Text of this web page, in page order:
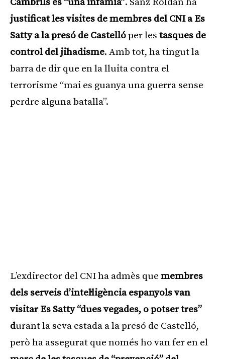
justificat les visites de membres del CNI a Es
Satty a la presó de Castellóper les tasques de
control del jihadisme. Amb tot, ha tingut la
barra de dir que en la lluita contra el
terrorisme “mai es guanya una guerra sense
perdre alguna batalla”.
L’exdirector del CNI ha admès que membres
dels serveis d’intel·ligència espanyols van
visitar Es Satty “dues vegades, o potser tres”
durant la seva estada a la presó de Castelló,
però ha assegurat que només ho van fer en el